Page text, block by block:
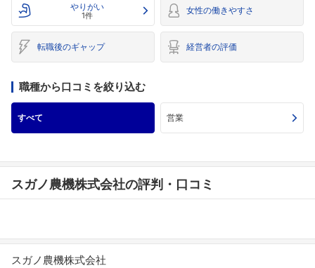
やりがい
1件 女性の働きやすさ
転職後のギャップ 経営者の評価
職種から口コミを絞り込む
すべて 営業
スガノ農機株式会社の評判・口コミ
スガノ農機株式会社